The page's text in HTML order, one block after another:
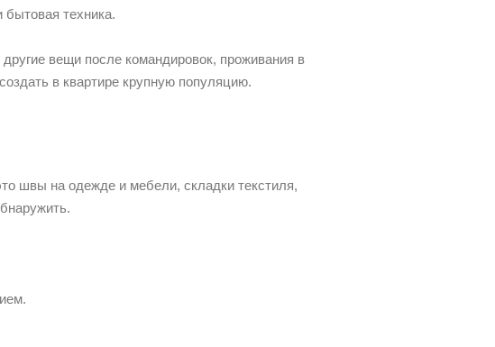
техника.
вещи после командировок, проживания в
в квартире крупную популяцию.
швы на одежде и мебели, складки текстиля,